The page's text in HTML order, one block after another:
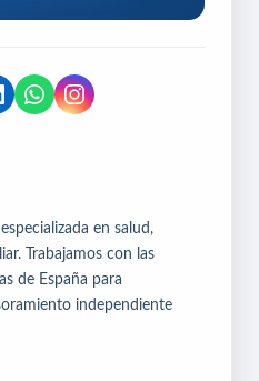
en salud,
Trabajamos con las
de España para
independiente